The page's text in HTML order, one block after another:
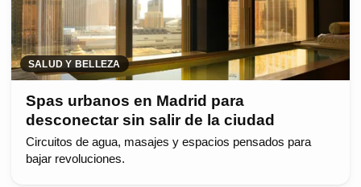
SALUD Y BELLEZA
Spas urbanos en Madrid para
desconectar sin salir de la ciudad
Circuitos de agua, masajes y espacios pensados para
bajar revoluciones.